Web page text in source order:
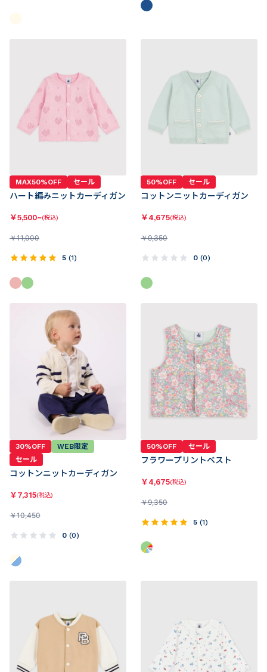
MAX50%OFF セール
ハート編みニットカーディガン
￥5,500~(税込)
￥11,000
5 (1)
50%OFF セール
コットンニットカーディガン
￥ 4,675(税込)
￥9,350
0 (0)
30%OFF
WEB限定
セール
コットンニットカーディガン
￥ 7,315(税込)
￥10,450
0 (0)
50%OFF セール
フラワープリントベスト
￥ 4,675(税込)
￥9,350
5 (1)